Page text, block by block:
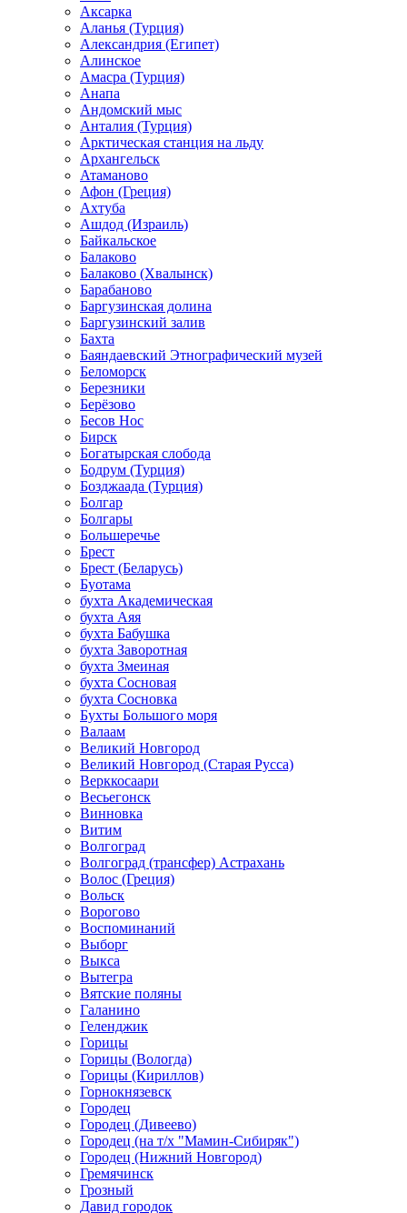
Аксарка
Аланья (Турция)
Александрия (Египет)
Алинское
Амасра (Турция)
Анапа
Андомский мыс
Анталия (Турция)
Арктическая станция на льду
Архангельск
Атаманово
Афон (Греция)
Ахтуба
Ашдод (Израиль)
Байкальское
Балаково
Балаково (Хвалынск)
Барабаново
Баргузинская долина
Баргузинский залив
Бахта
Баяндаевский Этнографический музей
Беломорск
Березники
Берёзово
Бесов Нос
Бирск
Богатырская слобода
Бодрум (Турция)
Бозджаада (Турция)
Болгар
Болгары
Большеречье
Брест
Брест (Беларусь)
Буотама
бухта Академическая
бухта Аяя
бухта Бабушка
бухта Заворотная
бухта Змеиная
бухта Сосновая
бухта Сосновка
Бухты Большого моря
Валаам
Великий Новгород
Великий Новгород (Старая Русса)
Верккосаари
Весьегонск
Винновка
Витим
Волгоград
Волгоград (трансфер) Астрахань
Волос (Греция)
Вольск
Ворогово
Воспоминаний
Выборг
Выкса
Вытегра
Вятские поляны
Галанино
Геленджик
Горицы
Горицы (Вологда)
Горицы (Кириллов)
Горнокнязевск
Городец
Городец (Дивеево)
Городец (на т/х "Мамин-Сибиряк")
Городец (Нижний Новгород)
Гремячинск
Грозный
Давид городок